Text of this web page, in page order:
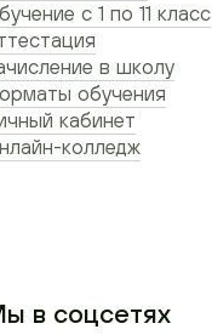
с 1 по 11 класс
в школу
обучения
кабинет
колледж
в соцсетях